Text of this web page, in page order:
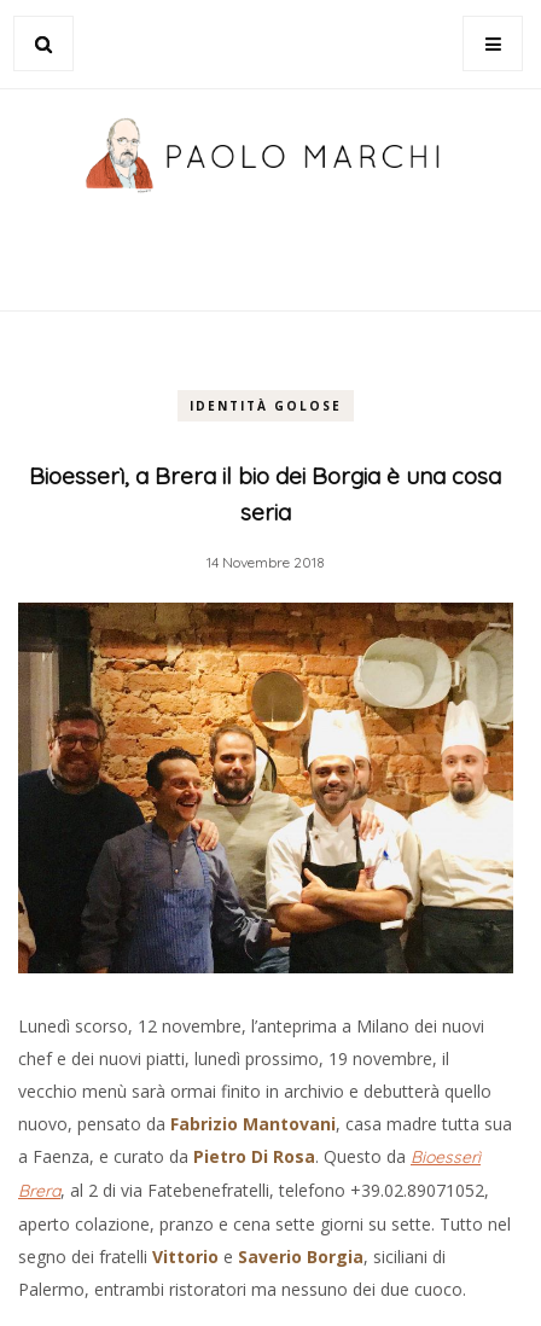
IDENTITÀ GOLOSE
Bioesserì, a Brera il bio dei Borgia è una cosa
seria
14 Novembre 2018
Lunedì scorso, 12 novembre, l’anteprima a Milano dei nuovi
chef e dei nuovi piatti, lunedì prossimo, 19 novembre, il
vecchio menù sarà ormai finito in archivio e debutterà quello
nuovo, pensato da Fabrizio Mantovani, casa madre tutta sua
a Faenza, e curato da Pietro Di Rosa. Questo da Bioesserì
Brera, al 2 di via Fatebenefratelli, telefono +39.02.89071052,
aperto colazione, pranzo e cena sette giorni su sette. Tutto nel
segno dei fratelli Vittorio e Saverio Borgia, siciliani di
Palermo, entrambi ristoratori ma nessuno dei due cuoco.